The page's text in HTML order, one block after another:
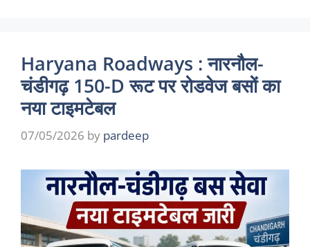
Haryana Roadways : नारनौल-
चंडीगढ़ 150-D रूट पर रोडवेज बसों का
नया टाइमटेबल
07/05/2026 by pardeep